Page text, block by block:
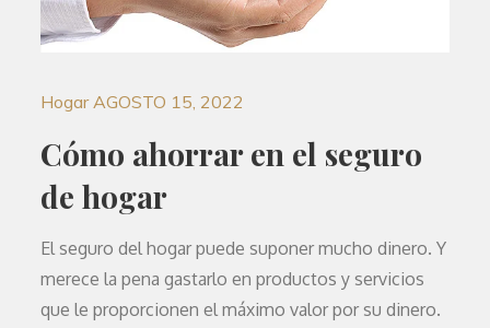
Hogar AGOSTO 15, 2022
Cómo ahorrar en el seguro
de hogar
El seguro del hogar puede suponer mucho dinero. Y
merece la pena gastarlo en productos y servicios
que le proporcionen el máximo valor por su dinero.